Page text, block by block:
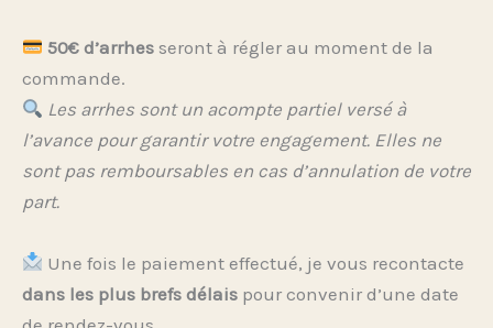
50€ d’arrhes seront à régler au moment de la
commande.
Les arrhes sont un acompte partiel versé à
l’avance pour garantir votre engagement. Elles ne
sont pas remboursables en cas d’annulation de votre
part.
Une fois le paiement effectué, je vous recontacte
dans les plus brefs délais pour convenir d’une date